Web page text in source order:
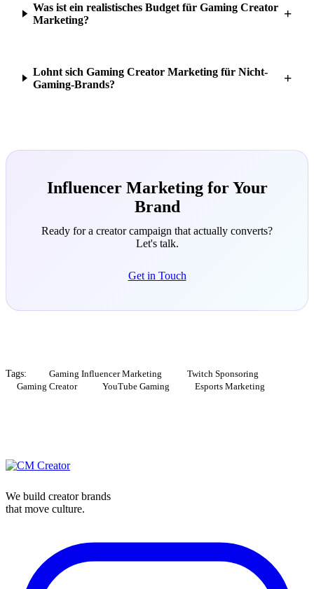
Was ist ein realistisches Budget für Gaming Creator
Marketing?
+
Lohnt sich Gaming Creator Marketing für Nicht-
Gaming-Brands?
+
Influencer Marketing for Your
Brand
Ready for a creator campaign that actually converts?
Let's talk.
Get in Touch
Tags: Gaming Influencer Marketing
Twitch Sponsoring
Gaming Creator
YouTube Gaming Esports Marketing
We build creator brands
that move culture.